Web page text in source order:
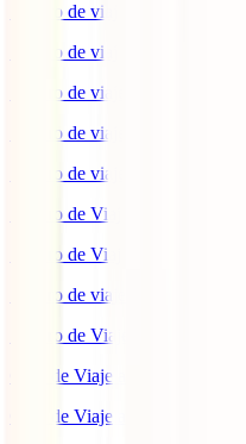
Seguro de viaje a EEUU
Seguro de viaje a Indonesia
Seguro de viaje a Marruecos
Seguro de viaje a Reino Unido
Seguro de viaje a México
Seguro de Viaje a Tailandia
Seguro de Viaje a China
Seguro de viaje a República
Seguro de Viaje a Colombia
Guía de Viaje a Estados Unidos
Guía de Viaje a México